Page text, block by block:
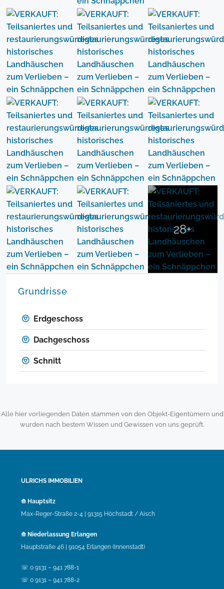
28+
Grundrisse
Erdgeschoss
Dachgeschoss
Schnitt
Alle hier vorliegenden Daten stammen von den Objekt-Eigentümern und
wurden nach bestem Wissen und Gewissen von uns geprüft.
ULRICHS IMMOBILIEN
⟰ Hauptsitz
Max-Reger-Straße 2-4 | 91315 Höchstadt / Aisch
⟰ Niederlassung Erlangen
Hauptstraße 46 | 91054 Erlangen (Innenstadt)
☏ 0 9131 – 941 788-1
☏ 0 9131 – 941 788-2